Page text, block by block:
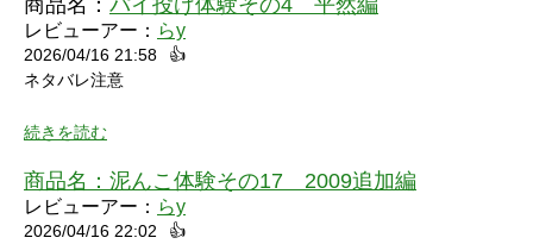
商品名： パイ投げ体験その4 平然編
レビューアー： らy
2026/04/16 21:58
👍
ネタバレ注意
続きを読む
商品名： 泥んこ体験その17 2009追加編
レビューアー： らy
2026/04/16 22:02
👍